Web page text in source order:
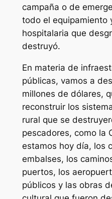
campaña o de
todo el equipamiento
hospitalaria que
destruyó.
En materia de
públicas, vamos a
millones de dólares,
reconstruir los
rural que se
pescadores, como la
estamos hoy día, los
embalses, los
puertos, los
públicos y las obras